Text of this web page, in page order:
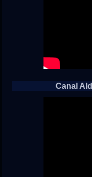
Canal